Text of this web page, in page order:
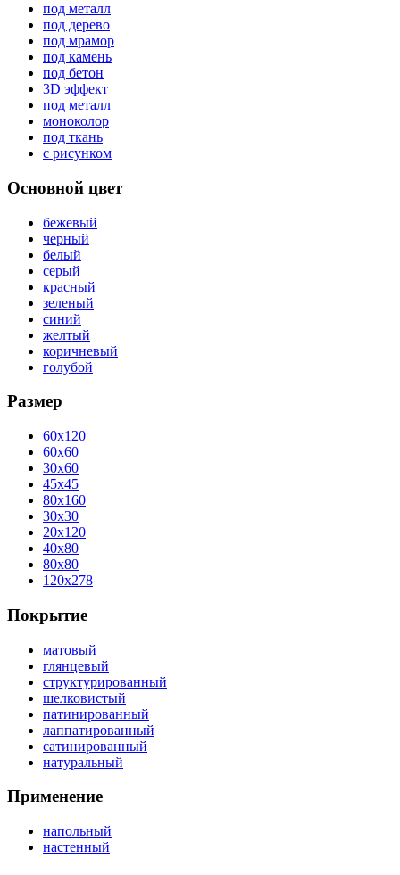
под металл
под дерево
под мрамор
под камень
под бетон
3D эффект
под металл
моноколор
под ткань
с рисунком
Основной цвет
бежевый
черный
белый
серый
красный
зеленый
синий
желтый
коричневый
голубой
Размер
60x120
60x60
30x60
45x45
80x160
30x30
20x120
40x80
80x80
120x278
Покрытие
матовый
глянцевый
структурированный
шелковистый
патинированный
лаппатированный
сатинированный
натуральный
Применение
напольный
настенный